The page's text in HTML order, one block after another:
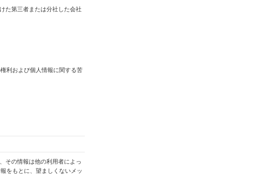
た第三者または分社した会社
利および個人情報に関する苦
その情報は他の利用者によっ
をもとに、望ましくないメッ